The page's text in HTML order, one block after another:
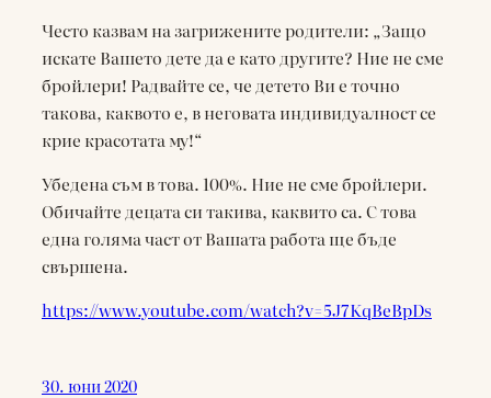
Често казвам на загрижените родители: „Защо
искате Вашето дете да е като другите? Ние не сме
бройлери! Радвайте се, че детето Ви е точно
такова, каквото е, в неговата индивидуалност се
крие красотата му!“
Убедена съм в това. 100%. Ние не сме бройлери.
Обичайте децата си такива, каквито са. С това
една голяма част от Вашата работа ще бъде
свършена.
https://www.youtube.com/watch?v=5J7KqBeBpDs
30. юни 2020